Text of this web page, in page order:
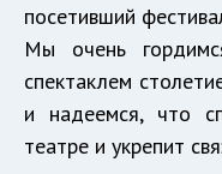
посетивший
Мы очень
спектаклем
и надеемся, что
театре и укрепит